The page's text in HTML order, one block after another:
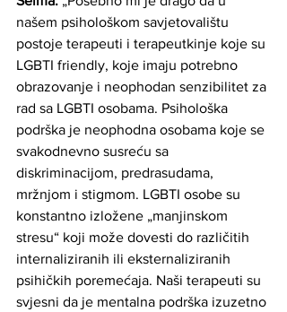
našem psihološkom savjetovalištu
postoje terapeuti i terapeutkinje koje su
LGBTI friendly, koje imaju potrebno
obrazovanje i neophodan senzibilitet za
rad sa LGBTI osobama. Psihološka
podrška je neophodna osobama koje se
svakodnevno susreću sa
diskriminacijom, predrasudama,
mržnjom i stigmom. LGBTI osobe su
konstantno izložene „manjinskom
stresu“ koji može dovesti do različitih
internaliziranih ili eksternaliziranih
psihičkih poremećaja. Naši terapeuti su
svjesni da je mentalna podrška izuzetno